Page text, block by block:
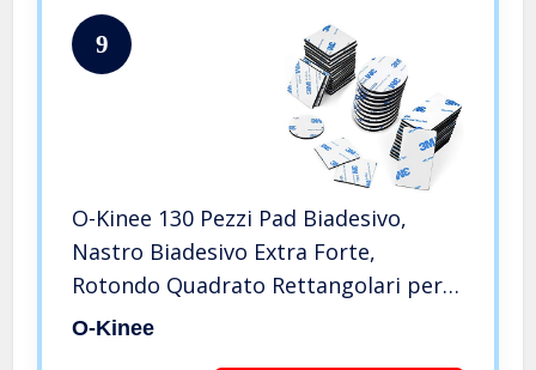
9
O-Kinee 130 Pezzi Pad Biadesivo,
Nastro Biadesivo Extra Forte,
Rotondo Quadrato Rettangolari per
Articoli Da Incollare, Pareti e
O-Kinee